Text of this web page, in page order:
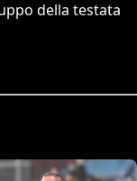
della testata